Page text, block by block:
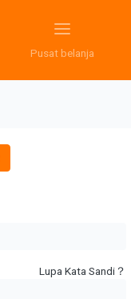
Pusat belanja
Lupa Kata Sandi？